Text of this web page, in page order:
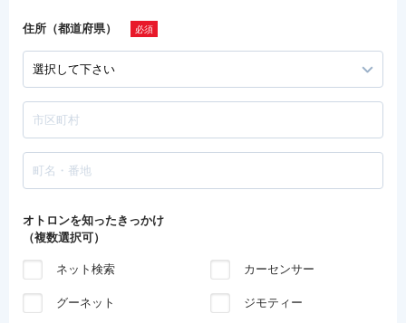
住所（都道府県）
オトロンを知ったきっかけ
（複数選択可）
ネット検索 カーセンサー
グーネット ジモティー